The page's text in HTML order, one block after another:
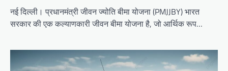
नई दिल्ली। प्रधानमंत्री जीवन ज्योति बीमा योजना (PMJJBY) भारत
सरकार की एक कल्याणकारी जीवन बीमा योजना है, जो आर्थिक रूप…